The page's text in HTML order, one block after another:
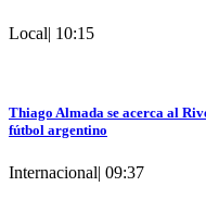
Local| 10:15
Thiago Almada se acerca al
fútbol argentino
Internacional| 09:37